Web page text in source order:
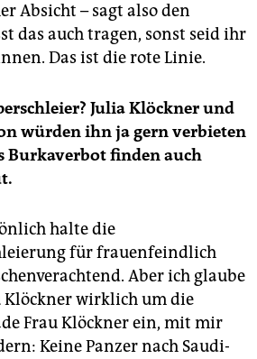
Absicht – sagt also den
das auch tragen, sonst seid ihr
Das ist die rote Linie.
Julia Klöckner und
würden ihn ja gern verbieten
Burkaverbot finden auch
halte die
für frauenfeindlich
Aber ich glaube
Klöckner wirklich um die
Frau Klöckner ein, mit mir
Keine Panzer nach Saudi-